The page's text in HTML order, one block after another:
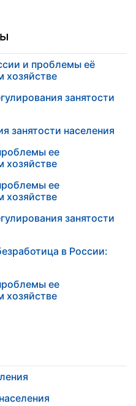
и проблемы её
хозяйстве
занятости
занятости населения
ее
хозяйстве
ее
хозяйстве
занятости
в России:
ее
хозяйстве